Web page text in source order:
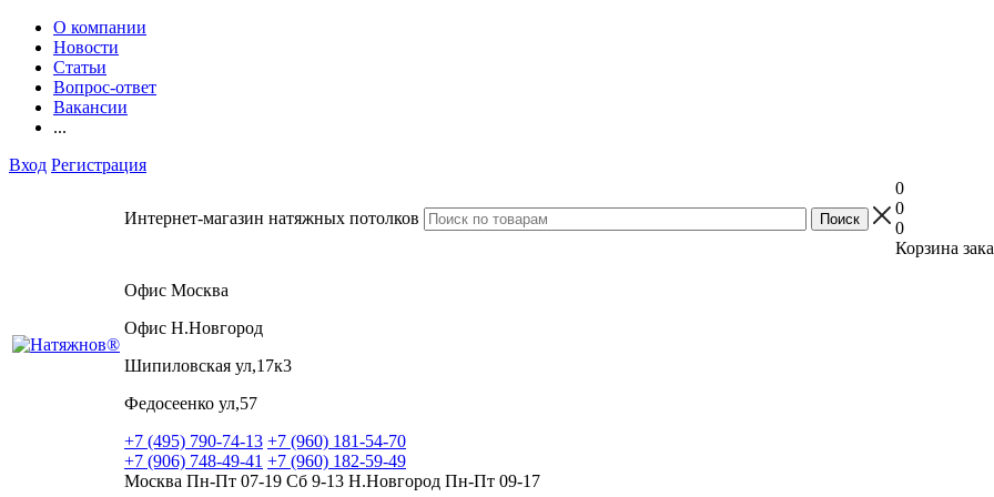
О компании
Новости
Статьи
Вопрос-ответ
Вакансии
...
Вход Регистрация
Интернет-магазин натяжных потолков
0
0
0
Корзина
Офис Москва
Офис Н.Новгород
Шипиловская ул,17к3
Федосеенко ул,57
+7 (495) 790-74-13 +7 (960) 181-54-70
+7 (906) 748-49-41 +7 (960) 182-59-49
Москва Пн-Пт 07-19 Сб 9-13 Н.Новгород Пн-Пт 09-17